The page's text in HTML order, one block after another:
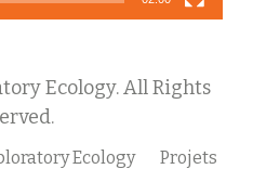
Ecology. All Rights
Ecology Projets